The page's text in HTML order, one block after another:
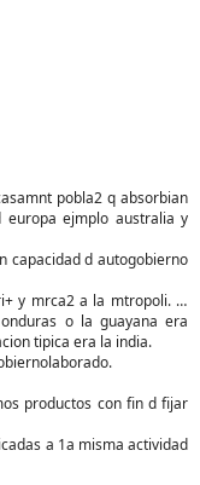
pobla2 q absorbian
ejmplo australia y
capacidad d autogobierno
y mrca2 a la mtropoli. la
o la guayana era
tipica era la india.
productos con fin d fijar
a 1a misma actividad